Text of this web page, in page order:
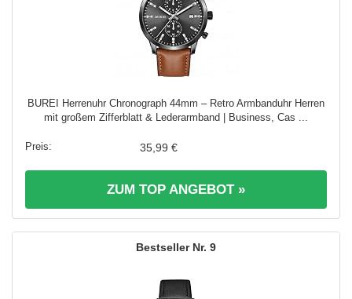
BUREI Herrenuhr Chronograph 44mm – Retro Armbanduhr Herren
mit großem Zifferblatt & Lederarmband | Business, Cas ...
35,99 €
ZUM TOP ANGEBOT »
9